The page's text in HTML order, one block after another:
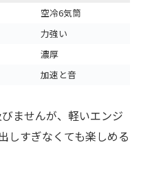
空冷6気筒
力強い
濃厚
加速と音
ませんが、軽いエンジ
しすぎなくても楽しめる